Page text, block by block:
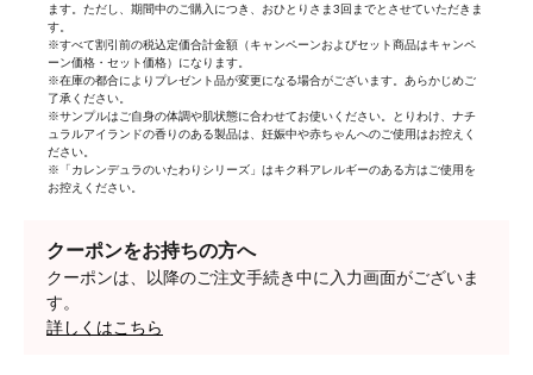
ます。ただし、期間中のご購入につき、おひとりさま3回までとさせていただきま
す。
※すべて割引前の税込定価合計金額（キャンペーンおよびセット商品はキャンペ
ーン価格・セット価格）になります。
※在庫の都合によりプレゼント品が変更になる場合がございます。あらかじめご
了承ください。
※サンプルはご自身の体調や肌状態に合わせてお使いください。とりわけ、ナチ
ュラルアイランドの香りのある製品は、妊娠中や赤ちゃんへのご使用はお控えく
ださい。
※「カレンデュラのいたわりシリーズ」はキク科アレルギーのある方はご使用を
お控えください。
クーポンをお持ちの方へ
クーポンは、以降のご注文手続き中に入力画面がございま
す。
詳しくはこちら